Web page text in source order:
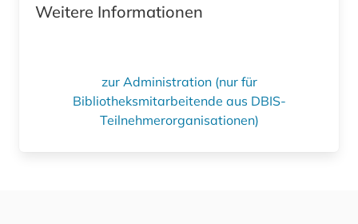
Weitere Informationen
zur Administration (nur für
Bibliotheksmitarbeitende aus DBIS-
Teilnehmerorganisationen)